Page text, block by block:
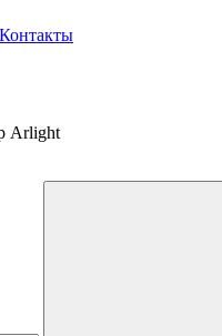
Контакты
Arlight